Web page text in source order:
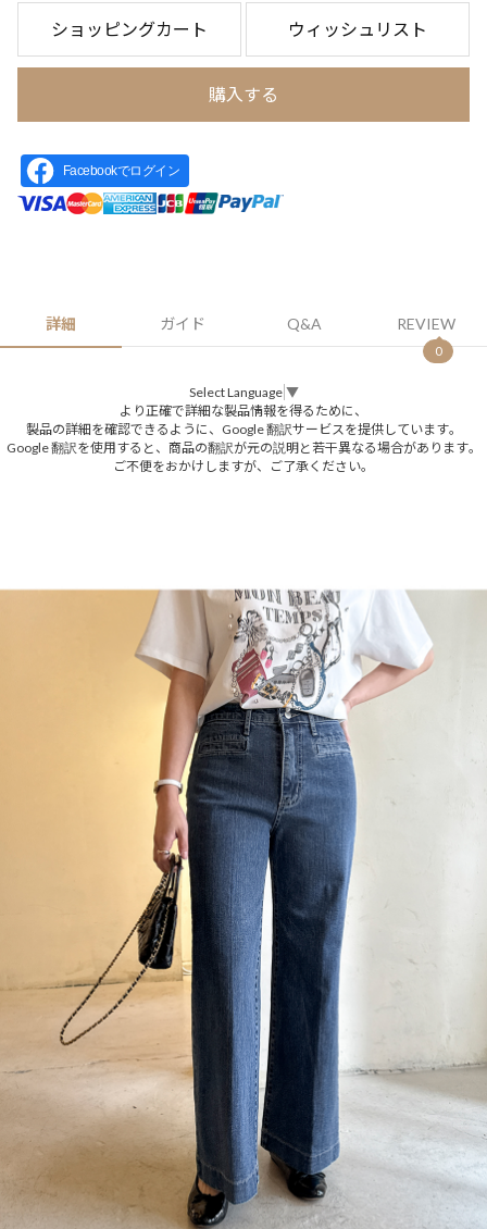
ショッピングカート ウィッシュリスト
購入する
Facebookでログイン
詳細 ガイド Q&A REVIEW
0
Select Language ▼
より正確で詳細な製品情報を得るために、
製品の詳細を確認できるように、Google 翻訳サービスを提供しています。
Google 翻訳を使用すると、商品の翻訳が元の説明と若干異なる場合があります。
ご不便をおかけしますが、ご了承ください。